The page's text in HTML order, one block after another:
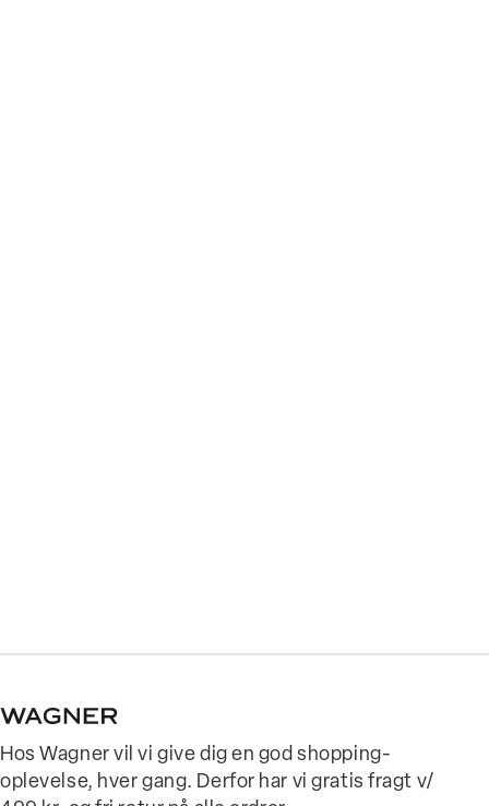
Hos Wagner vil vi give dig en god shopping-
oplevelse, hver gang. Derfor har vi gratis fragt v/